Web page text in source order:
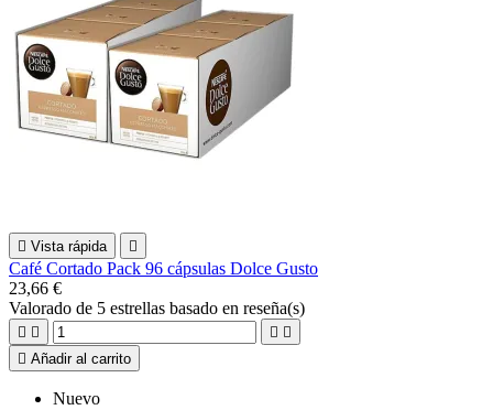
 Vista rápida 
Café Cortado Pack 96 cápsulas Dolce Gusto
23,66 €
Valorado de 5 estrellas basado en reseña(s)
   
 Añadir al carrito
Nuevo